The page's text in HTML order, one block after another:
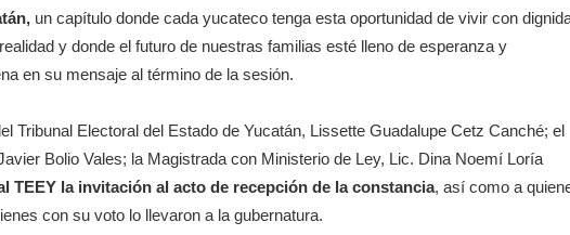
un capítulo donde cada yucateco tenga esta oportunidad de vivir con
y donde el futuro de nuestras familias esté lleno de esperanza y
en su mensaje al término de la sesión.
Tribunal Electoral del Estado de Yucatán, Lissette Guadalupe Cetz Canché; el
Bolio Vales; la Magistrada con Ministerio de Ley, Lic. Dina Noemí Loría
TEEY la invitación al acto de recepción de la constancia, así como a
con su voto lo llevaron a la gubernatura.